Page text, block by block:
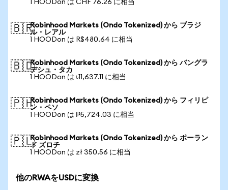
1 HOODon は CHF 76.26 に相当
🇧🇷Robinhood Markets (Ondo Tokenized) から ブラジ
ル・レアル
1 HOODon は R$480.64 に相当
🇧🇩Robinhood Markets (Ondo Tokenized) から バングラ
デシュ・タカ
1 HOODon は ৳11,637.11 に相当
🇵🇭Robinhood Markets (Ondo Tokenized) から フィリピ
ン・ペソ
1 HOODon は ₱5,724.03 に相当
🇵🇱Robinhood Markets (Ondo Tokenized) から ポーラン
ド ズロチ
1 HOODon は zł 350.56 に相当
他のRWAをUSDに変換